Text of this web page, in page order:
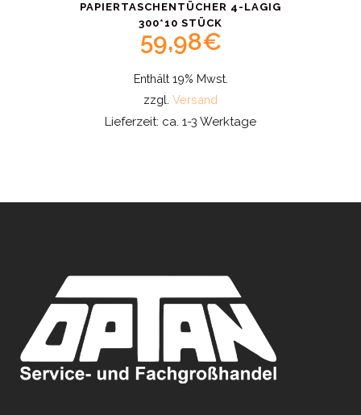
PAPIERTASCHENTÜCHER 4-LAGIG
300*10 STÜCK
59,98€
Enthält 19% Mwst.
zzgl. Versand
Lieferzeit: ca. 1-3 Werktage